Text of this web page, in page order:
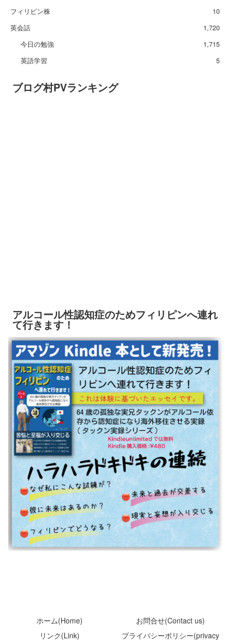
フィリピン株
10
英会話
1,720
今日の勉強
1,715
英語学習
5
ブログ村PVランキング
アルコール性認知症のためフィリピンへ連れ
て行きます！
ホーム(Home)
お問合せ(Contact us)
リンク(Link)
プライバシーポリシー(privacy